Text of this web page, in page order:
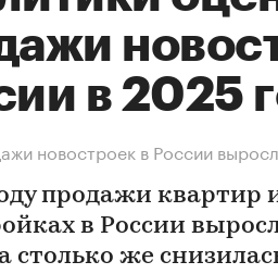
в 2025
новостроек в России
продажи квартир
в России
столько же